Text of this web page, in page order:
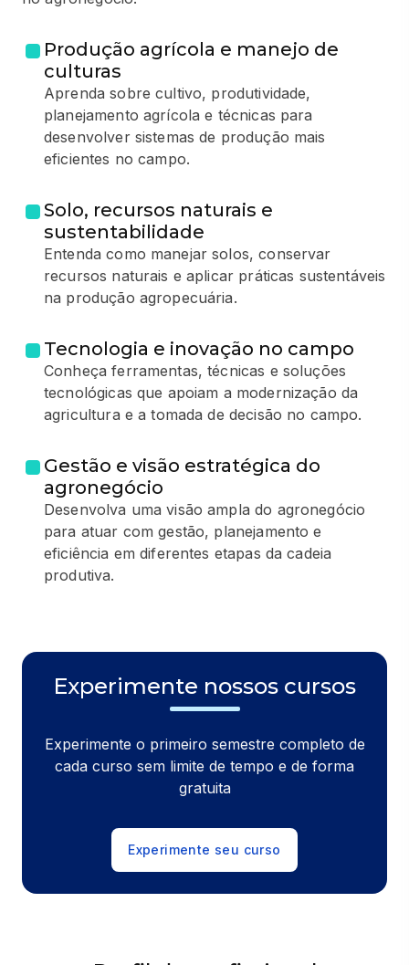
Produção agrícola e manejo de
culturas
Aprenda sobre cultivo, produtividade,
planejamento agrícola e técnicas para
desenvolver sistemas de produção mais
eficientes no campo.
Solo, recursos naturais e
sustentabilidade
Entenda como manejar solos, conservar
recursos naturais e aplicar práticas sustentáveis
na produção agropecuária.
Tecnologia e inovação no campo
Conheça ferramentas, técnicas e soluções
tecnológicas que apoiam a modernização da
agricultura e a tomada de decisão no campo.
Gestão e visão estratégica do
agronegócio
Desenvolva uma visão ampla do agronegócio
para atuar com gestão, planejamento e
eficiência em diferentes etapas da cadeia
produtiva.
Experimente nossos cursos
Experimente o primeiro semestre completo de
cada curso sem limite de tempo e de forma
gratuita
Experimente seu curso